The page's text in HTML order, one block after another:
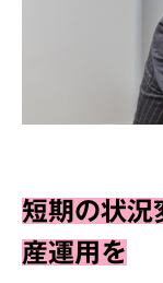
短期の状況
産運用を